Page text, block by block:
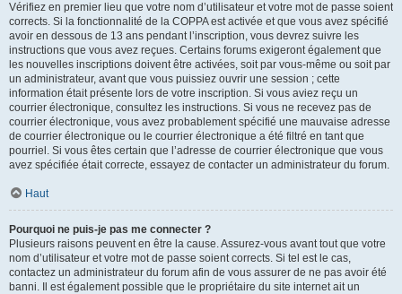
Vérifiez en premier lieu que votre nom d’utilisateur et votre mot de passe soient
corrects. Si la fonctionnalité de la COPPA est activée et que vous avez spécifié
avoir en dessous de 13 ans pendant l’inscription, vous devrez suivre les
instructions que vous avez reçues. Certains forums exigeront également que
les nouvelles inscriptions doivent être activées, soit par vous-même ou soit par
un administrateur, avant que vous puissiez ouvrir une session ; cette
information était présente lors de votre inscription. Si vous aviez reçu un
courrier électronique, consultez les instructions. Si vous ne recevez pas de
courrier électronique, vous avez probablement spécifié une mauvaise adresse
de courrier électronique ou le courrier électronique a été filtré en tant que
pourriel. Si vous êtes certain que l’adresse de courrier électronique que vous
avez spécifiée était correcte, essayez de contacter un administrateur du forum.
Haut
Pourquoi ne puis-je pas me connecter ?
Plusieurs raisons peuvent en être la cause. Assurez-vous avant tout que votre
nom d’utilisateur et votre mot de passe soient corrects. Si tel est le cas,
contactez un administrateur du forum afin de vous assurer de ne pas avoir été
banni. Il est également possible que le propriétaire du site internet ait un